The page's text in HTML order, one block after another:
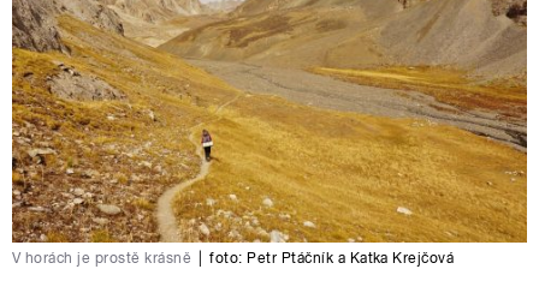
V horách je prostě krásně foto: Petr Ptáčník a Katka Krejčová